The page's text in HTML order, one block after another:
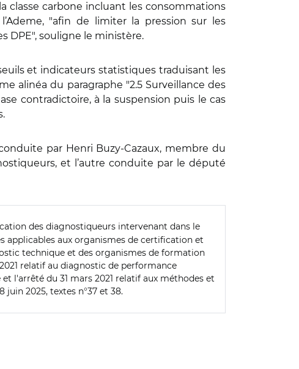
classe carbone incluant les consommations
"afin de limiter la pression sur les
DPE", souligne le ministère.
et indicateurs statistiques traduisant les
alinéa du paragraphe "2.5 Surveillance des
contradictoire, à la suspension puis le cas
par Henri Buzy-Cazaux, membre du
et l’autre conduite par le député
des diagnostiqueurs intervenant dans le
applicables aux organismes de certification et
technique et des organismes de formation
relatif au diagnostic de performance
l'arrêté du 31 mars 2021 relatif aux méthodes et
2025, textes n°37 et 38.